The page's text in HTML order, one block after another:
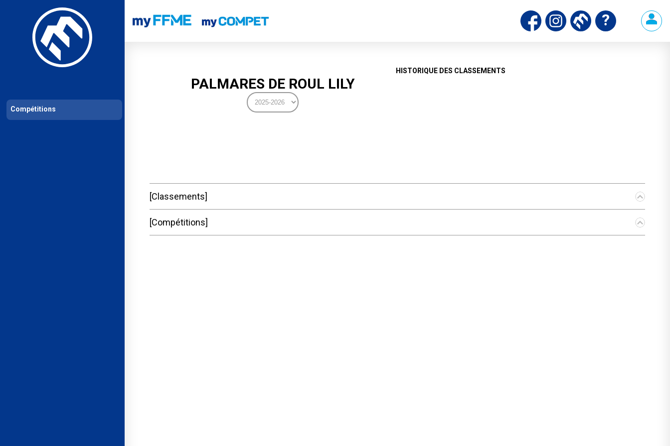
Les compétitions Calendrier de compétitions Classements permanents
PALMARES DE ROUL LILY
HISTORIQUE DES CLASSEMENTS
Classements
Compétitions
Compétitions